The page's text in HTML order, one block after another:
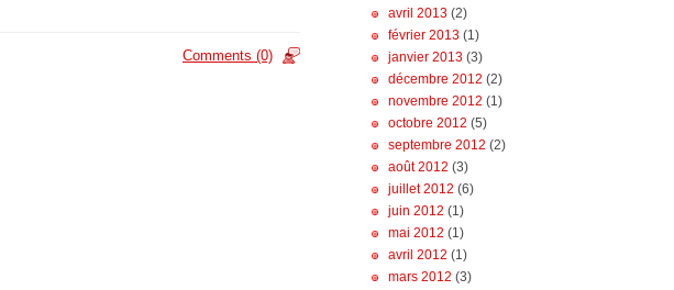
Comments (0)
avril 2013 (2)
février 2013 (1)
janvier 2013 (3)
décembre 2012 (2)
novembre 2012 (1)
octobre 2012 (5)
septembre 2012 (2)
août 2012 (3)
juillet 2012 (6)
juin 2012 (1)
mai 2012 (1)
avril 2012 (1)
mars 2012 (3)